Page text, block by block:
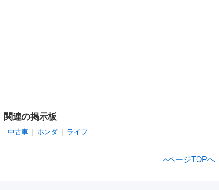
関連の掲示板
中古車 ホンダ ライフ
ページTOPへ